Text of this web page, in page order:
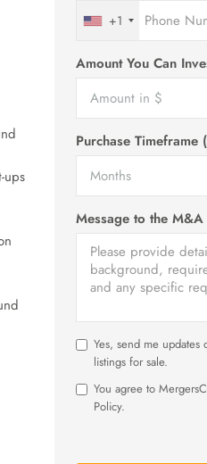
ups
+1
Amount You Can
Purchase Timeframe
Message to the
Yes, send me updates
listings for sale.
You agree to
Policy.